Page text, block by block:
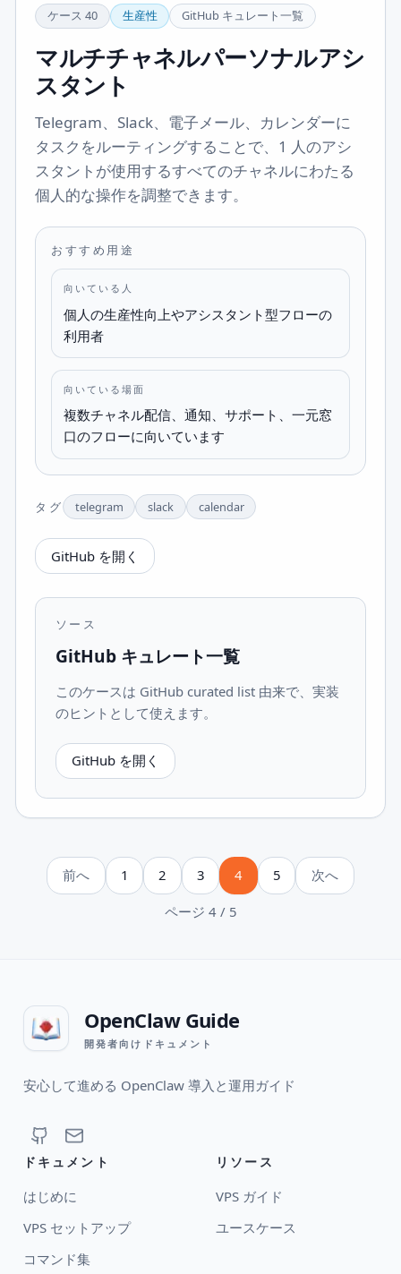
ケース 40 生産性 GitHub キュレート一覧
マルチチャネルパーソナルアシ
スタント
Telegram、Slack、電子メール、カレンダーに
タスクをルーティングすることで、1 人のアシ
スタントが使用するすべてのチャネルにわたる
個人的な操作を調整できます。
おすすめ用途
向いている人
個人の生産性向上やアシスタント型フローの
利用者
向いている場面
複数チャネル配信、通知、サポート、一元窓
口のフローに向いています
タグ telegram slack calendar
GitHub を開く
ソース
GitHub キュレート一覧
このケースは GitHub curated list 由来で、実装
のヒントとして使えます。
GitHub を開く
前へ 1 2 3 4 5 次へ
ページ 4 / 5
OpenClaw Guide
開発者向けドキュメント
安心して進める OpenClaw 導入と運用ガイド
ドキュメント
はじめに
VPS セットアップ
コマンド集
リソース
VPS ガイド
ユースケース